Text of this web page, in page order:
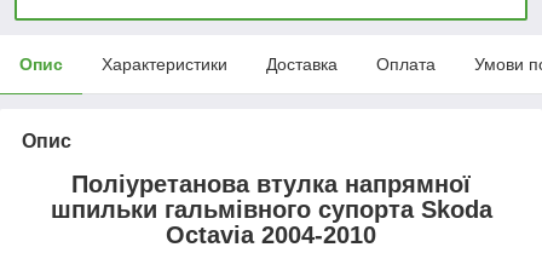
Опис Характеристики Доставка Оплата Умови
Опис
Поліуретанова втулка напрямної
шпильки гальмівного супорта Skoda
Octavia 2004-2010